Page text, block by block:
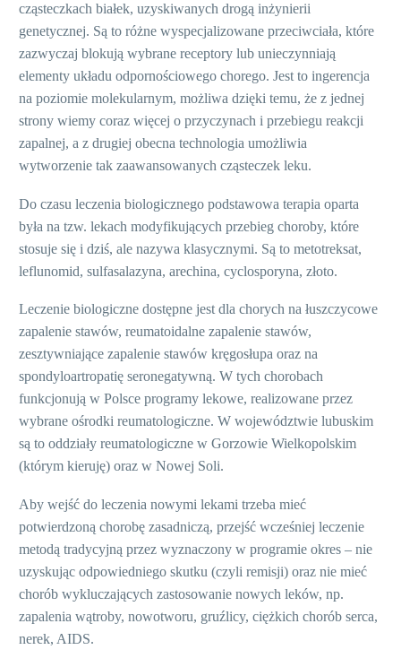
cząsteczkach białek, uzyskiwanych drogą inżynierii
genetycznej. Są to różne wyspecjalizowane przeciwciała, które
zazwyczaj blokują wybrane receptory lub unieczynniają
elementy układu odpornościowego chorego. Jest to ingerencja
na poziomie molekularnym, możliwa dzięki temu, że z jednej
strony wiemy coraz więcej o przyczynach i przebiegu reakcji
zapalnej, a z drugiej obecna technologia umożliwia
wytworzenie tak zaawansowanych cząsteczek leku.
Do czasu leczenia biologicznego podstawowa terapia oparta
była na tzw. lekach modyfikujących przebieg choroby, które
stosuje się i dziś, ale nazywa klasycznymi. Są to metotreksat,
leflunomid, sulfasalazyna, arechina, cyclosporyna, złoto.
Leczenie biologiczne dostępne jest dla chorych na łuszczycowe
zapalenie stawów, reumatoidalne zapalenie stawów,
zesztywniające zapalenie stawów kręgosłupa oraz na
spondyloartropatię seronegatywną. W tych chorobach
funkcjonują w Polsce programy lekowe, realizowane przez
wybrane ośrodki reumatologiczne. W województwie lubuskim
są to oddziały reumatologiczne w Gorzowie Wielkopolskim
(którym kieruję) oraz w Nowej Soli.
Aby wejść do leczenia nowymi lekami trzeba mieć
potwierdzoną chorobę zasadniczą, przejść wcześniej leczenie
metodą tradycyjną przez wyznaczony w programie okres – nie
uzyskując odpowiedniego skutku (czyli remisji) oraz nie mieć
chorób wykluczających zastosowanie nowych leków, np.
zapalenia wątroby, nowotworu, gruźlicy, ciężkich chorób serca,
nerek, AIDS.